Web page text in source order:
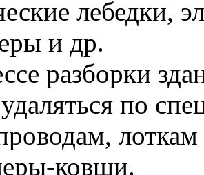
лебедки,
и др.
разборки
по
лоткам
ковши.